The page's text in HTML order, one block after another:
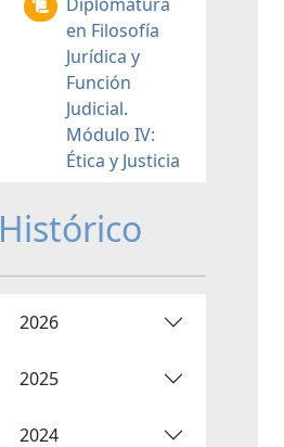
en Filosofía
Jurídica y
Función
Judicial.
Módulo IV:
Ética y Justicia
Histórico
2026
2025
2024